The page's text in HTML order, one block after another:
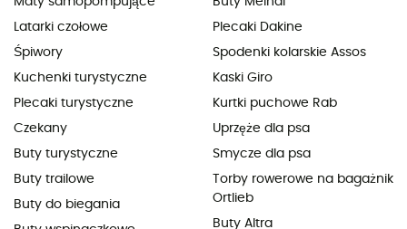
Latarki czołowe
Śpiwory
Kuchenki turystyczne
Plecaki turystyczne
Czekany
Buty turystyczne
Buty trailowe
Buty do biegania
Plecaki Dakine
Spodenki kolarskie Assos
Kaski Giro
Kurtki puchowe Rab
Uprzęże dla psa
Smycze dla psa
Torby rowerowe na bagażnik
Ortlieb
Buty Altra